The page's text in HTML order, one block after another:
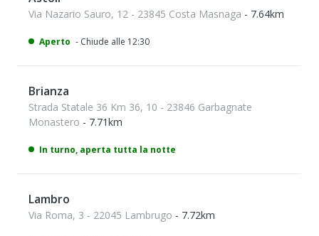
Via Nazario Sauro, 12 - 23845 Costa Masnaga - 7.64km
Aperto - Chiude alle 12:30
Brianza
Strada Statale 36 Km 36, 10 - 23846 Garbagnate
Monastero - 7.71km
In turno, aperta tutta la notte
Lambro
Via Roma, 3 - 22045 Lambrugo - 7.72km